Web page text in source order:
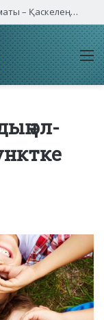
Президент тапсырмасына сәйкес «Алматы – Қаскелең» автожолы сегіз жолаққа дейін кеңейтіледі
әл-